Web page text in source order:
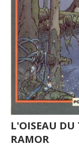
L'OISEAU DU
RAMOR